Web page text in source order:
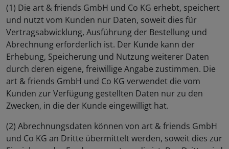
(1) Die art & friends GmbH und Co KG erhebt, speichert
und nutzt vom Kunden nur Daten, soweit dies für
Vertragsabwicklung, Ausführung der Bestellung und
Abrechnung erforderlich ist. Der Kunde kann der
Erhebung, Speicherung und Nutzung weiterer Daten
durch deren eigene, freiwillige Angabe zustimmen. Die
art & friends GmbH und Co KG verwendet die vom
Kunden zur Verfügung gestellten Daten nur zu den
Zwecken, in die der Kunde eingewilligt hat.
(2) Abrechnungsdaten können von art & friends GmbH
und Co KG an Dritte übermittelt werden, soweit dies zur